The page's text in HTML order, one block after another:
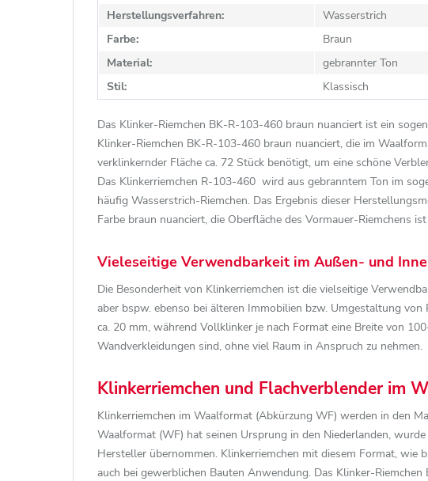
Herstellungsverfahren:
Wasserstrich
Farbe:
Braun
Material:
gebrannter Ton
Stil:
Klassisch
Das Klinker-Riemchen BK-R-103-460 braun nuanciert ist ein
Klinker-Riemchen BK-R-103-460 braun nuanciert, die im
verklinkernder Fläche ca. 72 Stück benötigt, um eine schöne
Das Klinkerriemchen R-103-460 wird aus gebranntem Ton im
häufig Wasserstrich-Riemchen. Das Ergebnis dieser
Farbe braun nuanciert, die Oberfläche des Vormauer-Riemchens
Vieleseitige Verwendbarkeit im Außen- und
Die Besonderheit von Klinkerriemchen ist die vielseitige
aber bspw. ebenso bei älteren Immobilien bzw. Umgestaltung
ca. 20 mm, während Vollklinker je nach Format eine Breite von
Wandverkleidungen sind, ohne viel Raum in Anspruch zu nehmen.
Klinkerriemchen und Flachverblender im
Klinkerriemchen im Waalformat (Abkürzung WF) werden in den
Waalformat (WF) hat seinen Ursprung in den Niederlanden,
Hersteller übernommen. Klinkerriemchen mit diesem Format, wie
auch bei gewerblichen Bauten Anwendung. Das Klinker-